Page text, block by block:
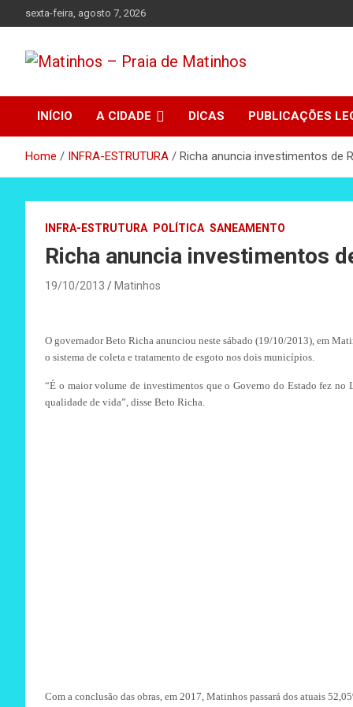
to
sexta-feira, agosto 7, 2026
Matinhos – Praia de
Matinhos
INÍCIO A CIDADE DICAS PUBLICAÇÕES
Home INFRA-ESTRUTURA Richa anuncia investimentos de
INFRA-ESTRUTURA POLÍTICA SANEAMENTO
Richa anuncia investimentos
19/10/2013 Matinhos
O governador Beto Richa anunciou neste sábado (19/10/2013), em
o sistema de coleta e tratamento de esgoto nos dois municípios.
“É o maior volume de investimentos que o Governo do Estado fez no
qualidade de vida”, disse Beto Richa.
Com a conclusão das obras, em 2017, Matinhos passará dos atuais